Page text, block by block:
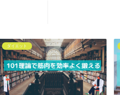
ライフスタイル